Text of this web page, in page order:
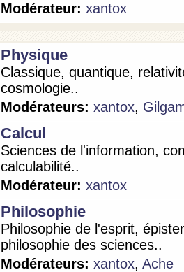
Modérateur: xantox
Physique
Classique, quantique,
cosmologie..
Modérateurs: xantox,
Calcul
Sciences de l'information,
calculabilité..
Modérateur: xantox
Philosophie
Philosophie de l'esprit,
philosophie des sciences..
Modérateurs: xantox, Ache